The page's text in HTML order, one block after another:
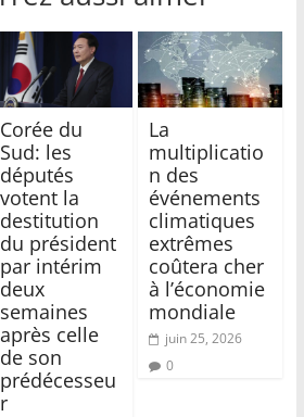
Corée du
Sud: les
députés
votent la
destitution
du président
par intérim
deux
semaines
après celle
de son
prédécesseu
r
La
multiplicatio
n des
événements
climatiques
extrêmes
coûtera cher
à l’économie
mondiale
juin 25, 2026
0